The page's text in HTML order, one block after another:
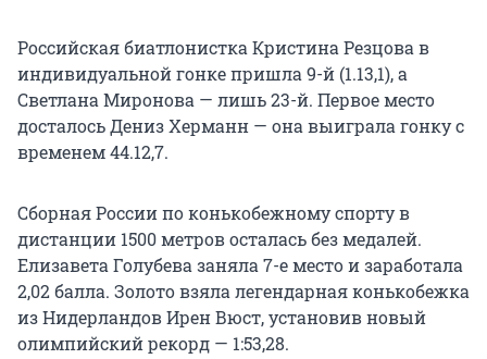
Российская биатлонистка Кристина Резцова в
индивидуальной гонке пришла 9-й (1.13,1), а
Светлана Миронова — лишь 23-й. Первое место
досталось Дениз Херманн — она выиграла гонку с
временем 44.12,7.
Сборная России по конькобежному спорту в
дистанции 1500 метров осталась без медалей.
Елизавета Голубева заняла 7-е место и заработала
2,02 балла. Золото взяла легендарная конькобежка
из Нидерландов Ирен Вюст, установив новый
олимпийский рекорд — 1:53,28.